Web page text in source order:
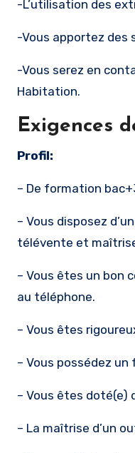
-L’utilisation des
-Vous apportez des
-Vous serez en
Habitation.
Exigences
Profil:
– De formation
– Vous disposez
télévente et
– Vous êtes un bon
au téléphone.
– Vous êtes
– Vous possédez
– Vous êtes doté(e)
– La maîtrise d’un